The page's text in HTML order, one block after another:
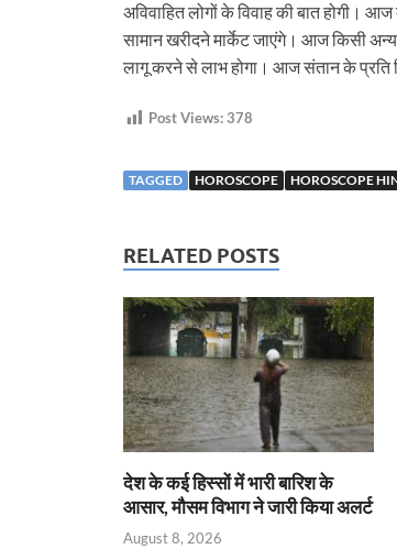
अविवाहित लोगों के विवाह की बात होगी।
सामान खरीदने मार्केट जाएंगे। आज किसी
लागू करने से लाभ होगा। आज संतान के प्रति
Post Views:378
TAGGED HOROSCOPE HOROSCOPE
RELATED POSTS
देश के कई हिस्सों में भारी बारिश के
आसार, मौसम विभाग ने जारी किया अलर्ट
August 8, 2026